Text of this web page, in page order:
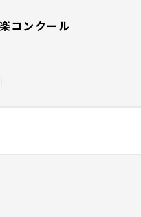
コンクール